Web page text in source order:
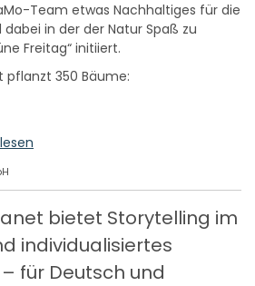
Team etwas Nachhaltiges für die
in der der Natur Spaß zu
Freitag“ initiiert.
pflanzt 350 Bäume:
bietet Storytelling im
individualisiertes
für Deutsch und